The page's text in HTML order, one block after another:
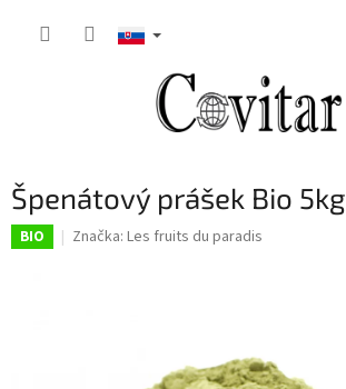
Špenátový prášek Bio 5kg
BIO Značka: Les fruits du paradis